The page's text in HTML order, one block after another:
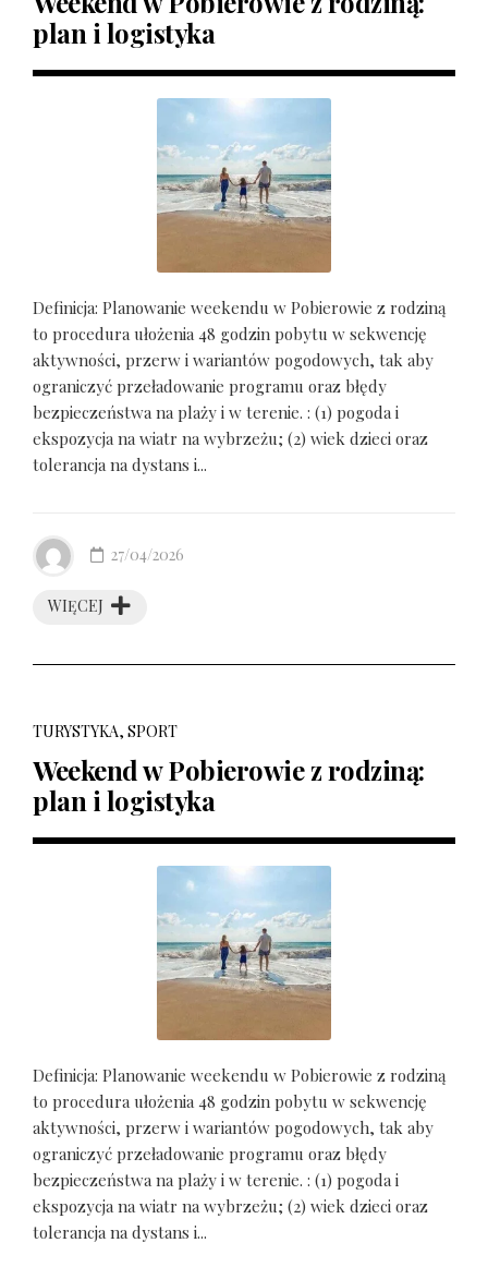
plan i logistyka
Definicja: Planowanie weekendu w Pobierowie z rodziną
to procedura ułożenia 48 godzin pobytu w sekwencję
aktywności, przerw i wariantów pogodowych, tak aby
ograniczyć przeładowanie programu oraz błędy
bezpieczeństwa na plaży i w terenie. : (1) pogoda i
ekspozycja na wiatr na wybrzeżu; (2) wiek dzieci oraz
tolerancja na dystans i...
WIĘCEJ
27/04/2026
TURYSTYKA, SPORT
Weekend w Pobierowie z rodziną:
plan i logistyka
Definicja: Planowanie weekendu w Pobierowie z rodziną
to procedura ułożenia 48 godzin pobytu w sekwencję
aktywności, przerw i wariantów pogodowych, tak aby
ograniczyć przeładowanie programu oraz błędy
bezpieczeństwa na plaży i w terenie. : (1) pogoda i
ekspozycja na wiatr na wybrzeżu; (2) wiek dzieci oraz
tolerancja na dystans i...